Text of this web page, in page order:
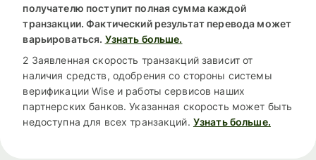
получателю поступит полная сумма каждой
транзакции. Фактический результат перевода может
варьироваться. Узнать больше.
2 Заявленная скорость транзакций зависит от
наличия средств, одобрения со стороны системы
верификации Wise и работы сервисов наших
партнерских банков. Указанная скорость может быть
недоступна для всех транзакций. Узнать больше.